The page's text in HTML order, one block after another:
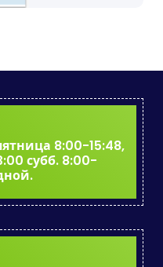
8:00-15:48,
субб. 8:00-